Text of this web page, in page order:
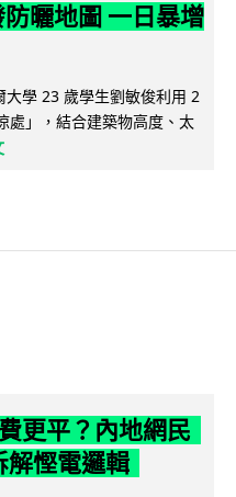
曬地圖 一日暴增
大學 23 歲學生劉敏俊利用 2
處」，結合建築物高度、太
更平？內地網民
解慳電邏輯